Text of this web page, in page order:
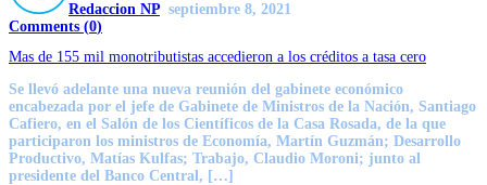
Redaccion NP septiembre 8, 2021
Comments (0)
Mas de 155 mil monotributistas accedieron a los créditos a tasa cero
Se llevó adelante una nueva reunión del gabinete económico
encabezada por el jefe de Gabinete de Ministros de la Nación, Santiago
Cafiero, en el Salón de los Científicos de la Casa Rosada, de la que
participaron los ministros de Economía, Martín Guzmán; Desarrollo
Productivo, Matías Kulfas; Trabajo, Claudio Moroni; junto al
presidente del Banco Central, […]